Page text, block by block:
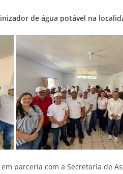
de água potável na
parceria com a Secretaria de